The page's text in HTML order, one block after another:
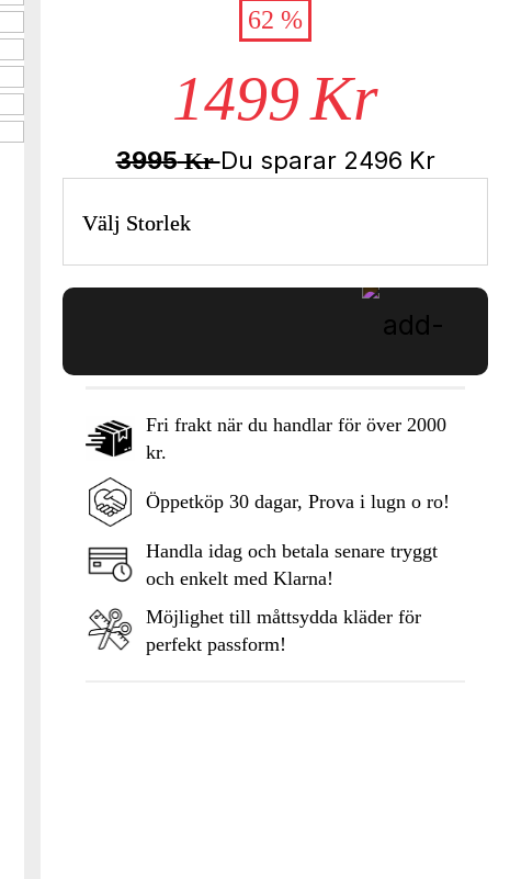
62 %
1499Kr
3995KrDu sparar 2496 Kr
Välj Storlek
Lägg i varukorgen
Fri frakt när du handlar för över 2000
kr.
Öppetköp 30 dagar, Prova i lugn o ro!
Handla idag och betala senare tryggt
och enkelt med Klarna!
Möjlighet till måttsydda kläder för
perfekt passform!